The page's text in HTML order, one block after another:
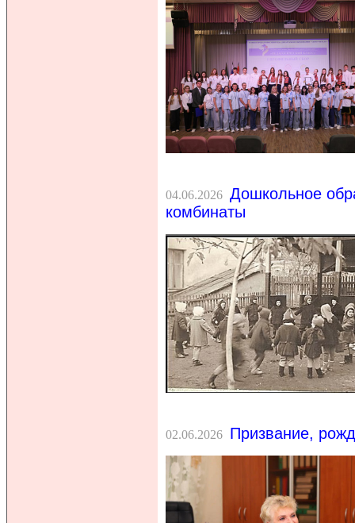
04.06.2026 Дошкольное
комбинаты
02.06.2026 Призвание,